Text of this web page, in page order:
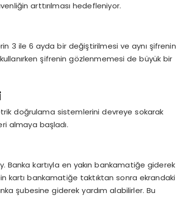
arttırılması hedefleniyor.
3 ile 6 ayda bir değiştirilmesi ve aynı şifrenin
şifrenin gözlenmemesi de büyük bir
doğrulama sistemlerini devreye sokarak
almaya başladı.
kartıyla en yakın bankamatiğe giderek
kartı bankamatiğe taktıktan sonra ekrandaki
şubesine giderek yardım alabilirler. Bu